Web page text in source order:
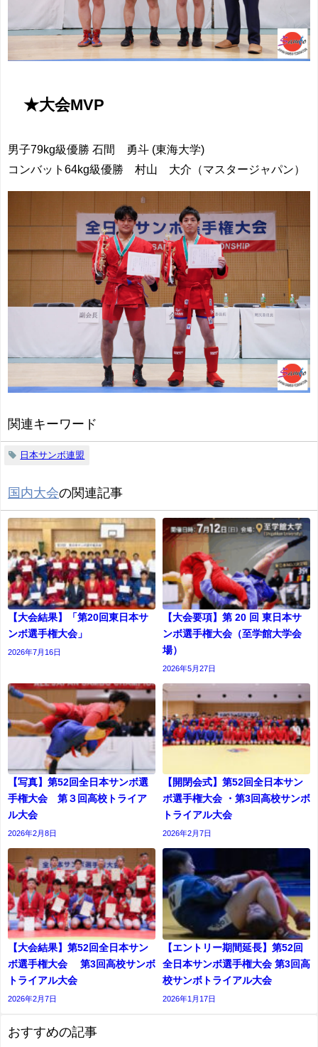
★大会MVP
男子79kg級優勝 石間 勇斗 (東海大学)
コンバット64kg級優勝 村山 大介（マスタージャパン）
関連キーワード
日本サンボ連盟
国内大会の関連記事
【大会結果】「第20回東日本サ
ンボ選手権大会」
2026年7月16日
【大会要項】第 20 回 東日本サ
ンボ選手権大会（至学館大学会
場）
2026年5月27日
【写真】第52回全日本サンボ選
手権大会 第３回高校トライア
ル大会
2026年2月8日
【開閉会式】第52回全日本サン
ボ選手権大会 ・第3回高校サンボ
トライアル大会
2026年2月7日
【大会結果】第52回全日本サン
ボ選手権大会 第3回高校サンボ
トライアル大会
2026年2月7日
【エントリー期間延長】第52回
全日本サンボ選手権大会 第3回高
校サンボトライアル大会
2026年1月17日
おすすめの記事